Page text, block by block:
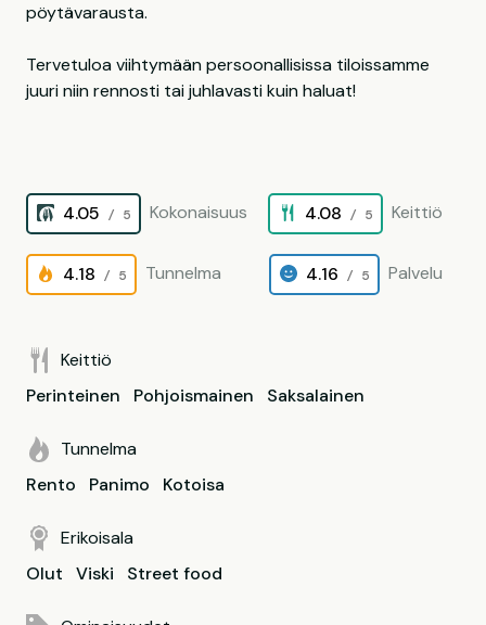
pöytävarausta.
Tervetuloa viihtymään persoonallisissa tiloissamme
juuri niin rennosti tai juhlavasti kuin haluat!
4.05 / 5 Kokonaisuus 4.08 / 5 Keittiö
4.18 / 5 Tunnelma 4.16 / 5 Palvelu
Keittiö
Perinteinen
Pohjoismainen Saksalainen
Tunnelma
Rento
Panimo Kotoisa
Erikoisala
Olut
Viski Street food